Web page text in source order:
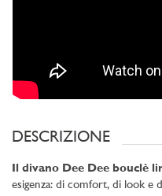
DESCRIZIONE
Il divano Dee Dee bouclè
esigenza: di comfort, di look e